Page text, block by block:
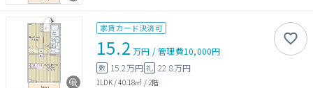
家賃カード決済可
15.2 万円 /管理費10,000円
敷 15.2万円 礼 22.8万円
1LDK/40.18㎡ /2階